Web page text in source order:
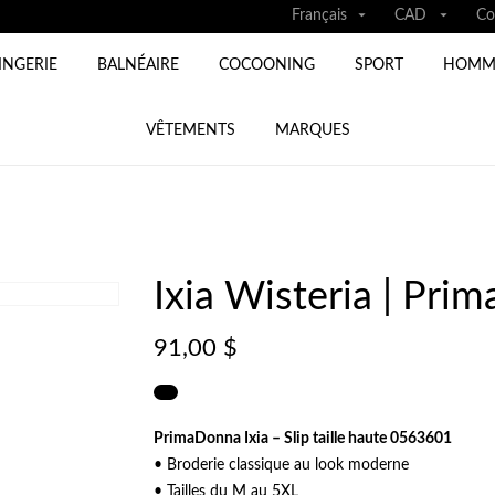
Français  CAD 
BALNÉAIRE COCOONING SPORT
VÊTEMENTS MARQUES
Ixia Wisteria |
91,00 $
PrimaDonna Ixia – Slip taille haute 0563601
• Broderie classique au look moderne
• Tailles du M au 5XL